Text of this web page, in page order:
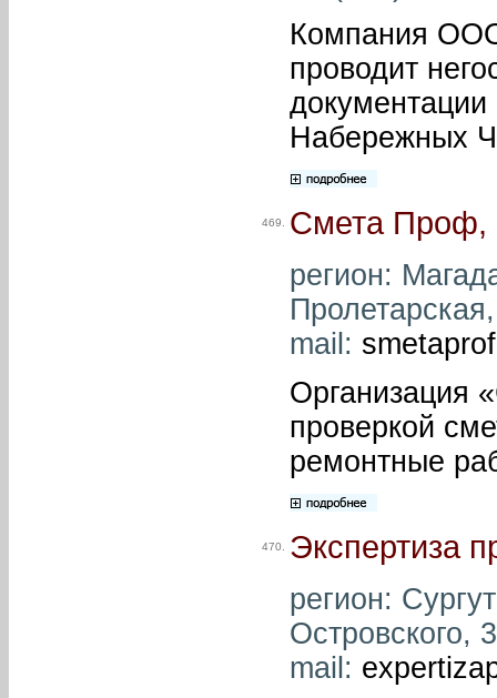
Компания
проводит
документации
Набережных
469. Смета
регион:
mail:
Организация
проверкой
ремонтные
470. Экспертиза
регион:
Островского,
mail: